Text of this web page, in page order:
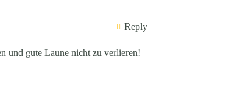
Reply
und gute Laune nicht zu verlieren!